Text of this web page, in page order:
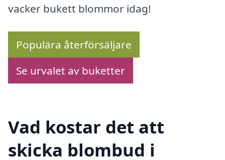
vacker bukett blommor idag!
Populära återförsäljare
Se urvalet av buketter
Vad kostar det att
skicka blombud i